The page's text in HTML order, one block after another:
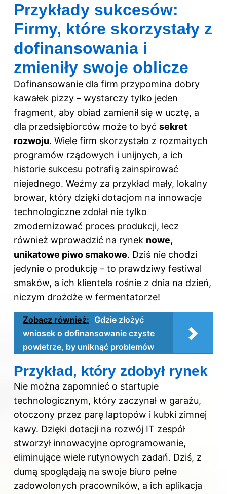
Przykłady sukcesów:
Firmy, które skorzystały z
dofinansowania i
zmieniły swoje oblicze
Dofinansowanie dla firm przypomina dobry
kawałek pizzy – wystarczy tylko jeden
fragment, aby obiad zamienił się w ucztę, a
dla przedsiębiorców może to być sekret
rozwoju. Wiele firm skorzystało z rozmaitych
programów rządowych i unijnych, a ich
historie sukcesu potrafią zainspirować
niejednego. Weźmy za przykład mały, lokalny
browar, który dzięki dotacjom na innowacje
technologiczne zdołał nie tylko
zmodernizować proces produkcji, lecz
również wprowadzić na rynek nowe,
unikatowe piwo smakowe. Dziś nie chodzi
jedynie o produkcję – to prawdziwy festiwal
smaków, a ich klientela rośnie z dnia na dzień,
niczym drożdże w fermentatorze!
Zobacz również: Gdzie złożyć
wniosek o dofinansowanie czyste
powietrze, by uniknąć problemów
Przykład, który zdobył rynek
Nie można zapomnieć o startupie
technologicznym, który zaczynał w garażu,
otoczony przez parę laptopów i kubki zimnej
kawy. Dzięki dotacji na rozwój IT zespół
stworzył innowacyjne oprogramowanie,
eliminujące wiele rutynowych zadań. Dziś, z
dumą spoglądają na swoje biuro pełne
zadowolonych pracowników, a ich aplikacja